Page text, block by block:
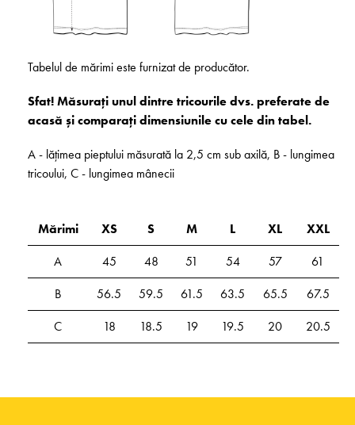
Tabelul de mărimi este furnizat de producător.
Sfat! Măsurați unul dintre tricourile dvs. preferate de
acasă și comparați dimensiunile cu cele din tabel.
A - lățimea pieptului măsurată la 2,5 cm sub axilă, B - lungimea
tricoului, C - lungimea mânecii
Mărimi XS S M L XL
XXL
A
45 48 51 54 57
61
B
56.5 59.5 61.5 63.5 65.5
67.5
C
18 18.5 19 19.5 20 20.5